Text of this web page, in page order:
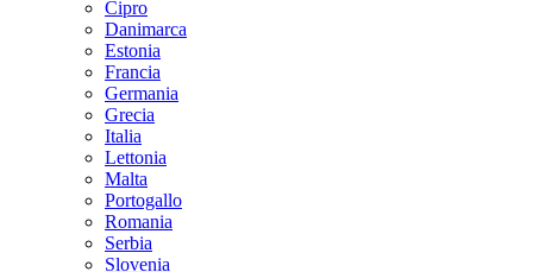
Cipro
Danimarca
Estonia
Francia
Germania
Grecia
Italia
Lettonia
Malta
Portogallo
Romania
Serbia
Slovenia